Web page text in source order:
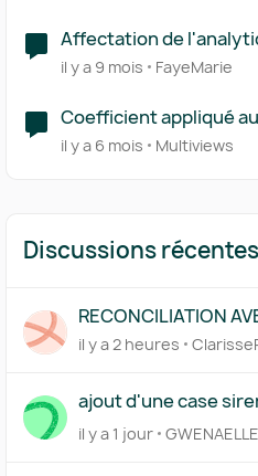
Affectation de
certains comptes
il y a 9 mois FayeMarie
Coefficient appliqué
devis/factures
il y a 6 mois Multiviews
Discussions récentes
RECONCILIATION
il y a 2 heures
ajout d'une case
il y a 1 jour